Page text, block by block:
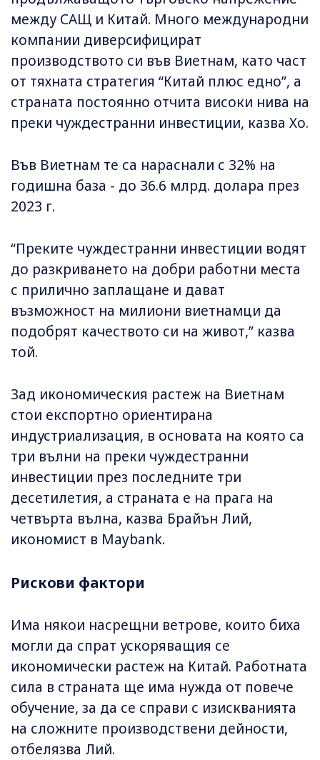
между САЩ и Китай. Много международни
компании диверсифицират
производството си във Виетнам, като част
от тяхната стратегия “Китай плюс едно”, а
страната постоянно отчита високи нива на
преки чуждестранни инвестиции, казва Хо.
Във Виетнам те са нараснали с 32% на
годишна база - до 36.6 млрд. долара през
2023 г.
“Преките чуждестранни инвестиции водят
до разкриването на добри работни места
с прилично заплащане и дават
възможност на милиони виетнамци да
подобрят качеството си на живот,” казва
той.
Зад икономическия растеж на Виетнам
стои експортно ориентирана
индустриализация, в основата на която са
три вълни на преки чуждестранни
инвестиции през последните три
десетилетия, а страната е на прага на
четвърта вълна, казва Брайън Лий,
икономист в Maybank.
Рискови фактори
Има някои насрещни ветрове, които биха
могли да спрат ускоряващия се
икономически растеж на Китай. Работната
сила в страната ще има нужда от повече
обучение, за да се справи с изискванията
на сложните производствени дейности,
отбелязва Лий.